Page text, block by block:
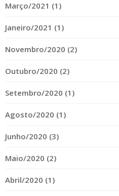
Março/2021 (1)
Janeiro/2021 (1)
Novembro/2020 (2)
Outubro/2020 (2)
Setembro/2020 (1)
Agosto/2020 (1)
Junho/2020 (3)
Maio/2020 (2)
Abril/2020 (1)